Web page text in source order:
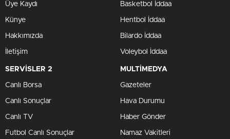
Üye Kaydı
Künye
Hakkımızda
İletişim
Basketbol İddaa
Hentbol İddaa
Bilardo İddaa
Voleybol İddaa
SERVİSLER 2
Canlı Borsa
Canlı Sonuçlar
Canlı TV
Futbol Canlı Sonuçlar
MULTİMEDYA
Gazeteler
Hava Durumu
Haber Gönder
Namaz Vakitleri